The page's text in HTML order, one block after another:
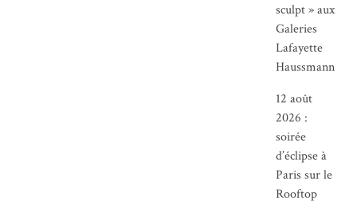
sculpt » aux
Galeries
Lafayette
Haussmann
12 août
2026 :
soirée
d’éclipse à
Paris sur le
Rooftop